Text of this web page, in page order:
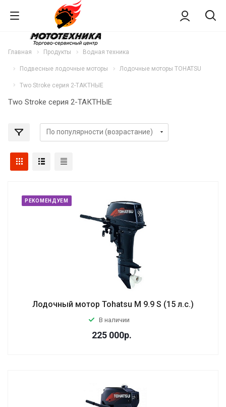
Главная Продукты Водная техника
Подвесные лодочные моторы Лодочные моторы TOHATSU
Two Stroke серия 2-ТАКТНЫЕ
Two Stroke серия 2-ТАКТНЫЕ
РЕКОМЕНДУЕМ
Лодочный мотор Tohatsu M 9.9 S (15 л.с.)
В наличии
225 000р.